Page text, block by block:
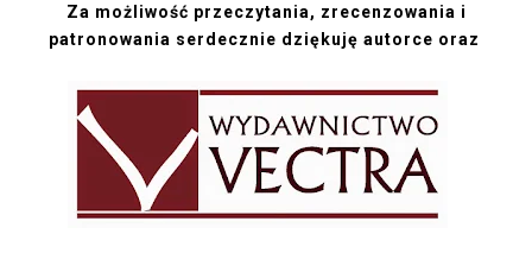
Za możliwość przeczytania, zrecenzowania i
patronowania serdecznie dziękuję autorce oraz